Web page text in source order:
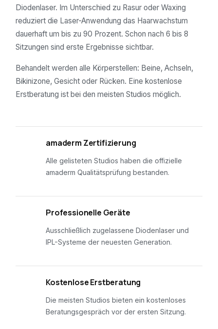
Diodenlaser. Im Unterschied zu Rasur oder Waxing
reduziert die Laser-Anwendung das Haarwachstum
dauerhaft um bis zu 90 Prozent. Schon nach 6 bis 8
Sitzungen sind erste Ergebnisse sichtbar.
Behandelt werden alle Körperstellen: Beine, Achseln,
Bikinizone, Gesicht oder Rücken. Eine kostenlose
Erstberatung ist bei den meisten Studios möglich.
amaderm Zertifizierung
Alle gelisteten Studios haben die offizielle
amaderm Qualitätsprüfung bestanden.
Professionelle Geräte
Ausschließlich zugelassene Diodenlaser und
IPL-Systeme der neuesten Generation.
Kostenlose Erstberatung
Die meisten Studios bieten ein kostenloses
Beratungsgespräch vor der ersten Sitzung.